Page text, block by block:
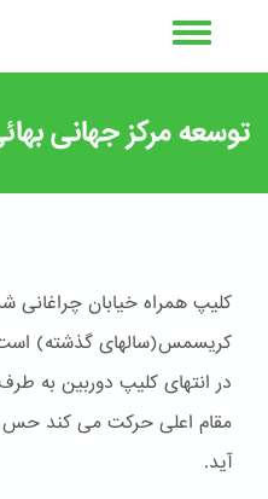
توسعه مرکز جهانی
کلیپ همراه خیابان چراغانی
کریسمس(سالهای گذشته) است
در انتهای کلیپ دوربین به
مقام اعلی حرکت می کند
آید.